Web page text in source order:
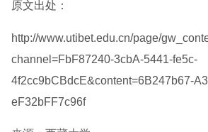
原文出处：
http://www.utibet.edu.cn/page/
channel=FbF87240-3cbA-5441-fe5c-
4f2cc9bCBdcE&content=6B247b67-
eF32bFF7c96f